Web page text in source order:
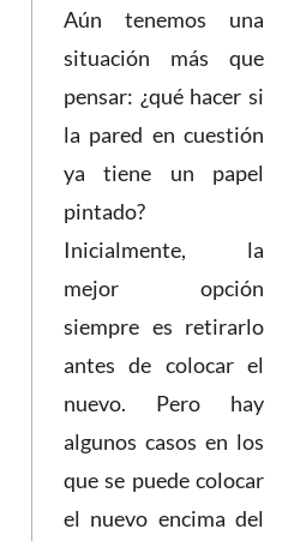
Aún tenemos una
situación más que
pensar: ¿qué hacer si
la pared en cuestión
ya tiene un papel
pintado?
Inicialmente, la
mejor opción
siempre es retirarlo
antes de colocar el
nuevo. Pero hay
algunos casos en los
que se puede colocar
el nuevo encima del